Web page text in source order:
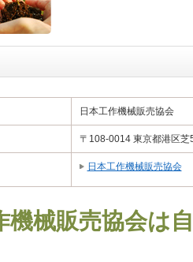
日本工作機械販売協会
〒108-0014 東京都港区
日本工作機械販売協会
機械販売協会は